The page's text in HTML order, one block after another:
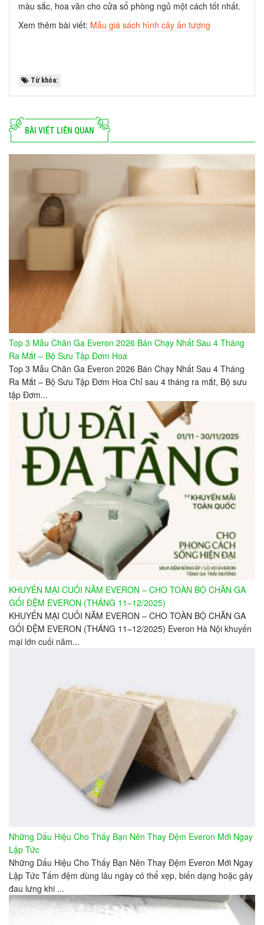
màu sắc, hoa văn cho cửa sổ phòng ngủ một cách tốt nhất.
Xem thêm bài viết: Mẫu giá sách hình cây ấn tượng
Từ khóa:
BÀI VIẾT LIÊN QUAN
Top 3 Mẫu Chăn Ga Everon 2026 Bán Chạy Nhất Sau 4 Tháng
Ra Mắt – Bộ Sưu Tập Đơm Hoa
Top 3 Mẫu Chăn Ga Everon 2026 Bán Chạy Nhất Sau 4 Tháng
Ra Mắt – Bộ Sưu Tập Đơm Hoa Chỉ sau 4 tháng ra mắt, Bộ sưu
tập Đơm...
KHUYẾN MẠI CUỐI NĂM EVERON – CHO TOÀN BỘ CHĂN GA
GỐI ĐỆM EVERON (THÁNG 11–12/2025)
KHUYẾN MẠI CUỐI NĂM EVERON – CHO TOÀN BỘ CHĂN GA
GỐI ĐỆM EVERON (THÁNG 11–12/2025) Everon Hà Nội khuyến
mại lớn cuối năm...
Những Dấu Hiệu Cho Thấy Bạn Nên Thay Đệm Everon Mới Ngay
Lập Tức
Những Dấu Hiệu Cho Thấy Bạn Nên Thay Đệm Everon Mới Ngay
Lập Tức Tấm đệm dùng lâu ngày có thể xẹp, biến dạng hoặc gây
đau lưng khi ...